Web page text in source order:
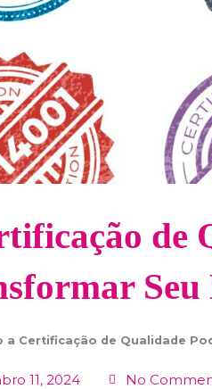
de
Seu
a Certificação de Qualidade
11, 2024 No